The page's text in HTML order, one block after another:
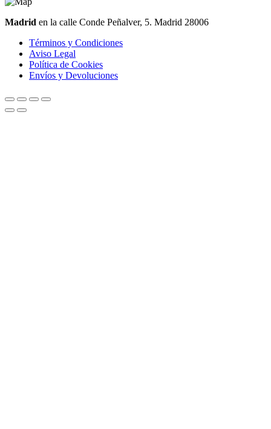
Madrid en la calle Conde Peñalver, 5. Madrid 28006
Términos y Condiciones
Aviso Legal
Política de Cookies
Envíos y Devoluciones